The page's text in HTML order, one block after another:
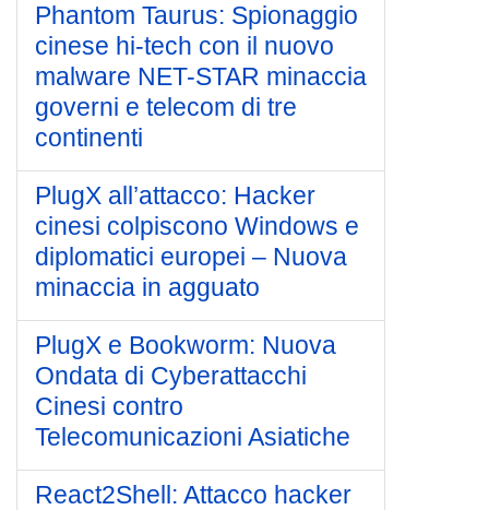
Phantom Taurus: Spionaggio
cinese hi-tech con il nuovo
malware NET-STAR minaccia
governi e telecom di tre
continenti
PlugX all’attacco: Hacker
cinesi colpiscono Windows e
diplomatici europei – Nuova
minaccia in agguato
PlugX e Bookworm: Nuova
Ondata di Cyberattacchi
Cinesi contro
Telecomunicazioni Asiatiche
React2Shell: Attacco hacker